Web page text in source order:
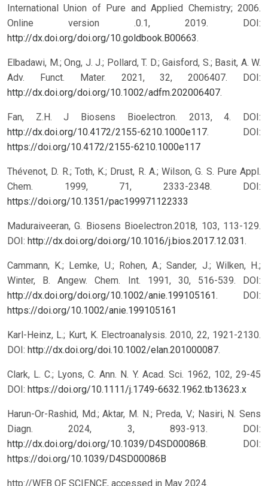
International Union of Pure and Applied Chemistry; 2006.
Online version .0.1, 2019. DOI:
http://dx.doi.org/doi.org/10.goldbook.B00663.
Elbadawi, M.; Ong, J. J.; Pollard, T. D.; Gaisford, S.; Basit, A. W.
Adv. Funct. Mater. 2021, 32, 2006407. DOI:
http://dx.doi.org/doi.org/10.1002/adfm.202006407.
Fan, Z.H. J Biosens Bioelectron. 2013, 4. DOI:
http://dx.doi.org/10.4172/2155-6210.1000e117.
DOI:
https://doi.org/10.4172/2155-6210.1000e117
Thévenot, D. R.; Toth, K.; Drust, R. A.; Wilson, G. S. Pure Appl.
Chem. 1999, 71, 2333-2348.
DOI:
https://doi.org/10.1351/pac199971122333
Maduraiveeran, G. Biosens Bioelectron.2018, 103, 113-129.
DOI: http://dx.doi.org/doi.org/10.1016/j.bios.2017.12.031.
Cammann, K.; Lemke, U.; Rohen, A.; Sander, J.; Wilken, H.;
Winter, B. Angew. Chem. Int. 1991, 30, 516-539. DOI:
http://dx.doi.org/doi.org/10.1002/anie.199105161.
DOI:
https://doi.org/10.1002/anie.199105161
Karl-Heinz, L.; Kurt, K. Electroanalysis. 2010, 22, 1921-2130.
DOI: http://dx.doi.org/doi.10.1002/elan.201000087.
Clark, L. C.; Lyons, C. Ann. N. Y. Acad. Sci. 1962, 102, 29-45
DOI: https://doi.org/10.1111/j.1749-6632.1962.tb13623.x
Harun-Or-Rashid, Md.; Aktar, M. N.; Preda, V.; Nasiri, N. Sens
Diagn. 2024, 3, 893-913. DOI:
http://dx.doi.org/doi.org/10.1039/D4SD00086B.
DOI:
https://doi.org/10.1039/D4SD00086B
http://WEB OF SCIENCE, accessed in May 2024.